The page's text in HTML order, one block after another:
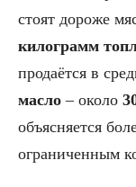
стоят дороже
килограмм
продаётся в
масло – около
объясняется
ограниченным